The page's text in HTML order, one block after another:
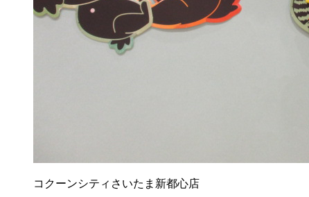
コクーンシティさいたま新都心店